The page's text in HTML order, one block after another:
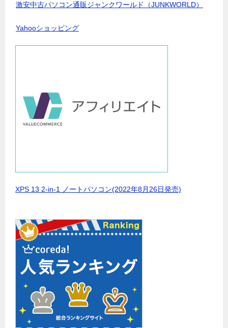
激安中古パソコン通販ジャンクワールド（JUNKWORLD）
Yahooショッピング
XPS 13 2-in-1 ノートパソコン(2022年8月26日発売)